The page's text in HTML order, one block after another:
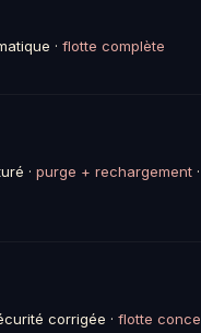
· flotte complète
· purge + rechargement
corrigée · flotte